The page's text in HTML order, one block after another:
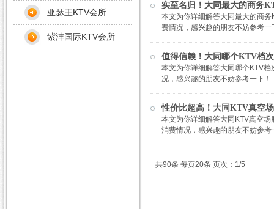
实至名归！大同最大的商务
本文为你详细解答大同最大的商
费情况，感兴趣的朋友不妨参考一
值得信赖！大同哪个KTV档
本文为你详细解答大同哪个KTV
况，感兴趣的朋友不妨参考一下！
性价比超高！大同KTV真空
本文为你详细解答大同KTV真空
消费情况，感兴趣的朋友不妨参考
共90条 每页20条 页次：1/5
亚瑟王KTV会所
紫沣国际KTV会所